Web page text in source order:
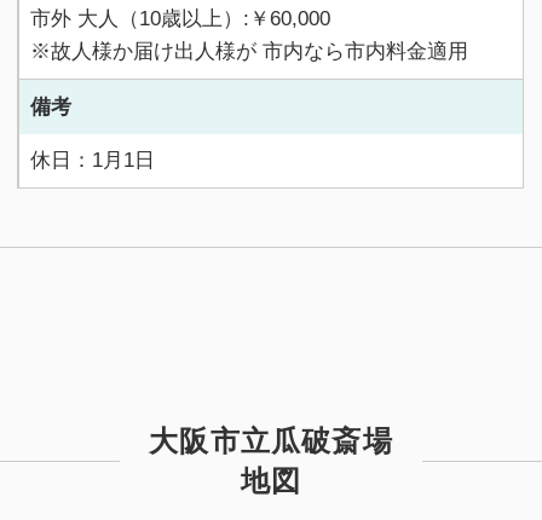
市外 大人（10歳以上）:￥60,000
※故人様か届け出人様が 市内なら市内料金適用
備考
休日：1月1日
大阪市立瓜破斎場
地図